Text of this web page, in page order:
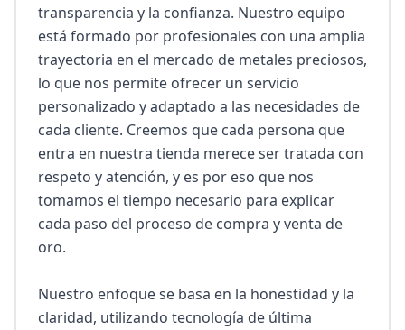
transparencia y la confianza. Nuestro equipo
está formado por profesionales con una amplia
trayectoria en el mercado de metales preciosos,
lo que nos permite ofrecer un servicio
personalizado y adaptado a las necesidades de
cada cliente. Creemos que cada persona que
entra en nuestra tienda merece ser tratada con
respeto y atención, y es por eso que nos
tomamos el tiempo necesario para explicar
cada paso del proceso de compra y venta de
oro.
Nuestro enfoque se basa en la honestidad y la
claridad, utilizando tecnología de última